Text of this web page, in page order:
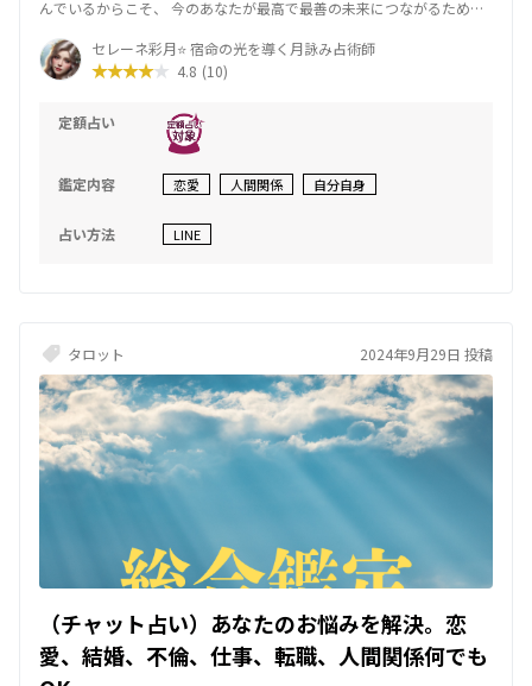
んでいるからこそ、 今のあなたが最高で最善の未来につながるための
いただける内容】 - あの人の気持ちが知りたい - あの人に振り向いても
らう方法 - 結婚の可能性や方法 - 復縁に関するアドバイス 【使用する
現状を紐解き、 今のあなたに必要なメッセージをお伝えします。 未来
は変えることができるので、 あなたがワクワクする楽しい道へ進む お
手伝いをさせていただきます。 ご質問は１つとなります。 デビュー感
謝として、 四柱推命の2024年1月までの運気から どのように未来を切
り開けばいいかを お伝えいたします。 初回限定のお試し価格です。 ぜ
ひ、ご利用ください。 ご相談内容については秘密を厳守しますので、
安心してどんなことでもご相談ください。 ただし、人の生死に関する
さい(*^-^*) 500文字となります。
セレーネ彩月⭐ 宿命の光を導く月詠み占術師
4.8 (10)
定額占い
鑑定内容 恋愛 人間関係 自分自身
占い方法 LINE
タロット 2024年9月29日 投稿
（チャット占い）あなたのお悩みを解決。恋
愛、結婚、不倫、仕事、転職、人間関係何でも